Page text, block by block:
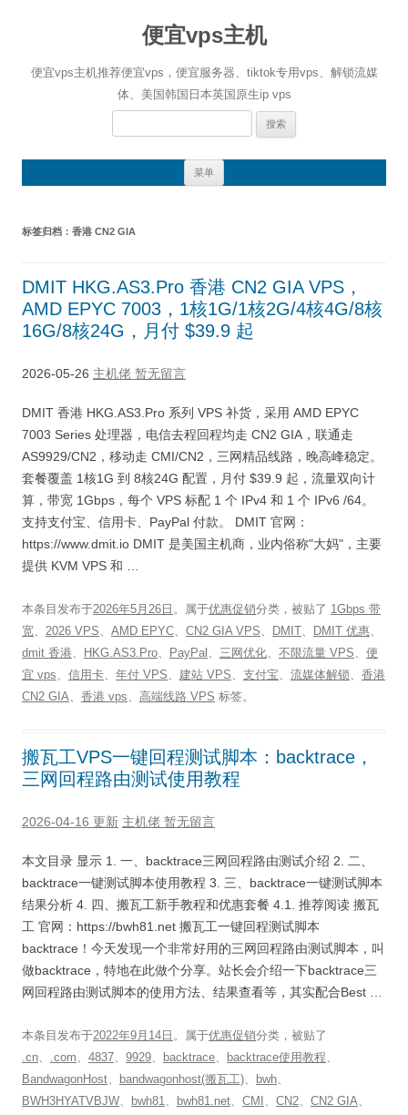
便宜vps主机
便宜vps主机推荐便宜vps，便宜服务器、tiktok专用vps、解锁流媒
体、美国韩国日本英国原生ip vps
搜
菜单
标签归档： 香港 CN2 GIA
DMIT HKG.AS3.Pro 香港 CN2 GIA VPS，
AMD EPYC 7003，1核1G/1核2G/4核4G/8核
16G/8核24G，月付 $39.9 起
2026-05-26 主机佬 暂无留言
DMIT 香港 HKG.AS3.Pro 系列 VPS 补货，采用 AMD EPYC
7003 Series 处理器，电信去程回程均走 CN2 GIA，联通走
AS9929/CN2，移动走 CMI/CN2，三网精品线路，晚高峰稳定。
套餐覆盖 1核1G 到 8核24G 配置，月付 $39.9 起，流量双向计
算，带宽 1Gbps，每个 VPS 标配 1 个 IPv4 和 1 个 IPv6 /64。
支持支付宝、信用卡、PayPal 付款。 DMIT 官网：
https://www.dmit.io DMIT 是美国主机商，业内俗称"大妈"，主要
提供 KVM VPS 和 …
本条目发布于2026年5月26日 。属于优惠促销分类，被贴了 1Gbps 带
宽、 2026 VPS、 AMD EPYC、 CN2 GIA VPS、 DMIT、 DMIT 优惠、
dmit 香港、 HKG.AS3.Pro、 PayPal 、 三网优化、 不限流量 VPS、 便
宜 vps、 信用卡、 年付 VPS、 建站 VPS、 支付宝、 流媒体解锁、 香港
CN2 GIA、 香港 vps、 高端线路 VPS 标签。
搬瓦工VPS一键回程测试脚本：backtrace，
三网回程路由测试使用教程
2026-04-16 更新 主机佬 暂无留言
本文目录 显示 1. 一、backtrace三网回程路由测试介绍 2. 二、
backtrace一键测试脚本使用教程 3. 三、backtrace一键测试脚本
结果分析 4. 四、搬瓦工新手教程和优惠套餐 4.1. 推荐阅读 搬瓦
工 官网：https://bwh81.net 搬瓦工一键回程测试脚本
backtrace！今天发现一个非常好用的三网回程路由测试脚本，叫
做backtrace，特地在此做个分享。站长会介绍一下backtrace三
网回程路由测试脚本的使用方法、结果查看等，其实配合Best …
本条目发布于2022年9月14日 。属于优惠促销分类，被贴了
.cn、 .com、 4837、 9929、 backtrace、 backtrace使用教程、
BandwagonHost、 bandwagonhost(搬瓦工)、 bwh、
BWH3HYATVBJW、 bwh81、 bwh81.net、 CMI 、 CN2、 CN2 GIA、